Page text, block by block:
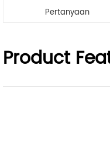
Pertanyaan
Product